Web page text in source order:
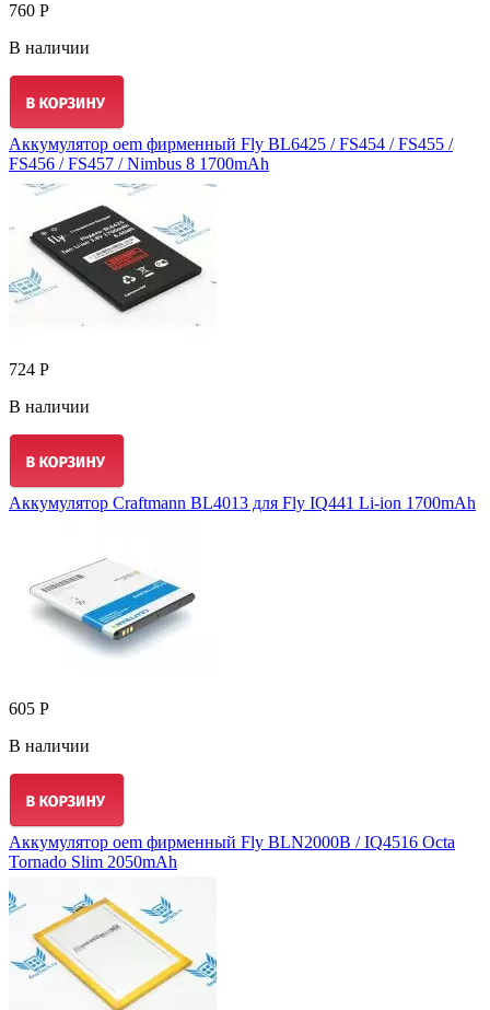
760 Р
В наличии
Аккумулятор oem фирменный Fly BL6425 / FS454 / FS455 /
FS456 / FS457 / Nimbus 8 1700mAh
724 Р
В наличии
Аккумулятор Craftmann BL4013 для Fly IQ441 Li-ion 1700mAh
605 Р
В наличии
Аккумулятор oem фирменный Fly BLN2000B / IQ4516 Octa
Tornado Slim 2050mAh